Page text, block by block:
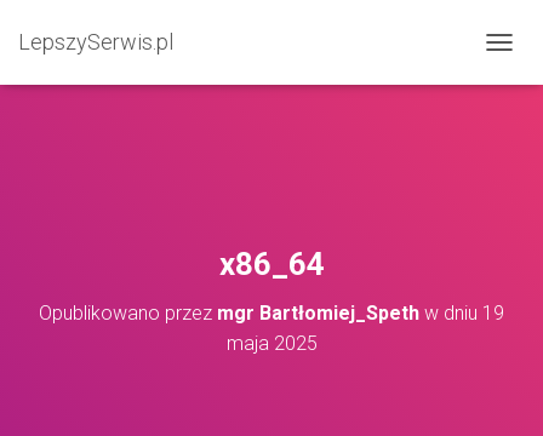
LepszySerwis.pl
x86_64
Opublikowano przez mgr Bartłomiej_Speth w dniu 19
maja 2025